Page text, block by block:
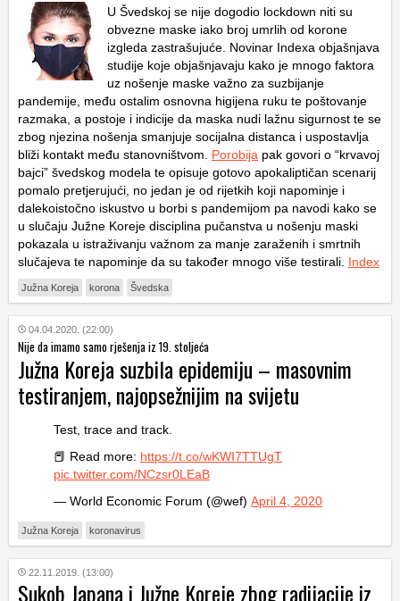
U Švedskoj se nije dogodio lockdown niti su
obvezne maske iako broj umrlih od korone
izgleda zastrašujuće. Novinar Indexa objašnjava
studije koje objašnjavaju kako je mnogo faktora
uz nošenje maske važno za suzbijanje
pandemije, među ostalim osnovna higijena ruku te poštovanje
razmaka, a postoje i indicije da maska nudi lažnu sigurnost te se
zbog njezina nošenja smanjuje socijalna distanca i uspostavlja
bliži kontakt među stanovništvom. Porobija pak govori o “krvavoj
bajci” švedskog modela te opisuje gotovo apokaliptičan scenarij
pomalo pretjerujući, no jedan je od rijetkih koji napominje i
dalekoistočno iskustvo u borbi s pandemijom pa navodi kako se
u slučaju Južne Koreje disciplina pučanstva u nošenju maski
pokazala u istraživanju važnom za manje zaraženih i smrtnih
slučajeva te napominje da su također mnogo više testirali. Index
Južna Koreja korona Švedska
04.04.2020. (22:00)
Nije da imamo samo rješenja iz 19. stoljeća
Južna Koreja suzbila epidemiju – masovnim
testiranjem, najopsežnijim na svijetu
Test, trace and track.
📕 Read more: https://t.co/wKWI7TTUgT
pic.twitter.com/NCzsr0LEaB
— World Economic Forum (@wef) April 4, 2020
Južna Koreja koronavirus
22.11.2019. (13:00)
Sukob Japana i Južne Koreje zbog radijacije iz